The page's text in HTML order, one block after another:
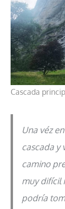
Cascada
Una véz
cascada y
camino
muy difícil
podría